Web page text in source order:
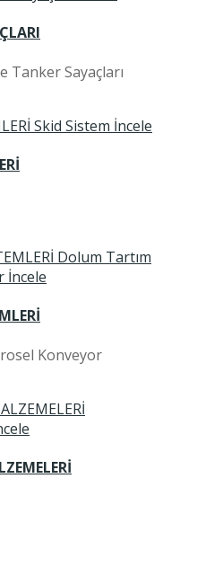
Tanker Sayaçları
Konveyor